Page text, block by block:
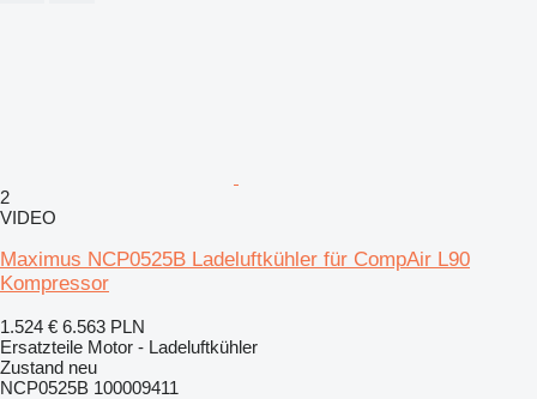
2
VIDEO
Maximus NCP0525B Ladeluftkühler für CompAir L90
Kompressor
1.524 € 6.563 PLN
Ersatzteile Motor - Ladeluftkühler
Zustand neu
NCP0525B 100009411